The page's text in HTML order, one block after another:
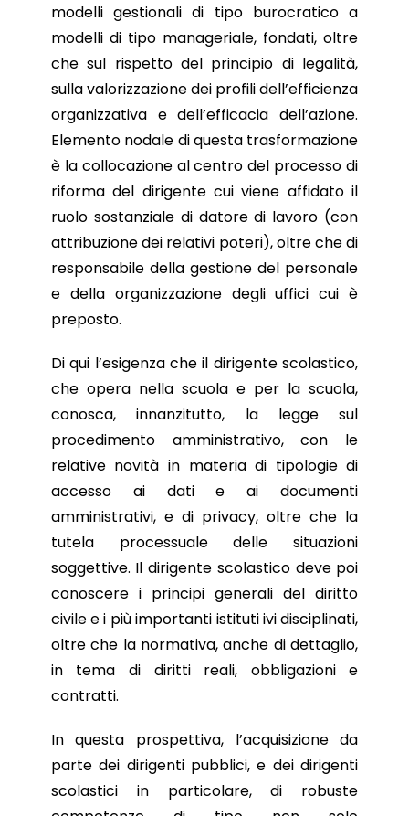
modelli gestionali di tipo burocratico a
modelli di tipo manageriale, fondati, oltre
che sul rispetto del principio di legalità,
sulla valorizzazione dei profili dell’efficienza
organizzativa e dell’efficacia dell’azione.
Elemento nodale di questa trasformazione
è la collocazione al centro del processo di
riforma del dirigente cui viene affidato il
ruolo sostanziale di datore di lavoro (con
attribuzione dei relativi poteri), oltre che di
responsabile della gestione del personale
e della organizzazione degli uffici cui è
preposto.
Di qui l’esigenza che il dirigente scolastico,
che opera nella scuola e per la scuola,
conosca, innanzitutto, la legge sul
procedimento amministrativo, con le
relative novità in materia di tipologie di
accesso ai dati e ai documenti
amministrativi, e di privacy, oltre che la
tutela processuale delle situazioni
soggettive. Il dirigente scolastico deve poi
conoscere i principi generali del diritto
civile e i più importanti istituti ivi disciplinati,
oltre che la normativa, anche di dettaglio,
in tema di diritti reali, obbligazioni e
contratti.
In questa prospettiva, l’acquisizione da
parte dei dirigenti pubblici, e dei dirigenti
scolastici in particolare, di robuste